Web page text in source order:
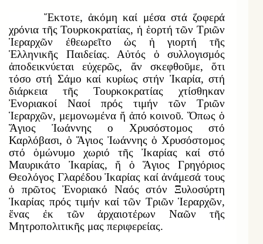
Ἔκτοτε, ἀκόμη καί μέσα στά ζοφερά
χρόνια τῆς Τουρκοκρατίας, ἡ ἑορτή τῶν Τριῶν
Ἱεραρχῶν ἐθεωρεῖτο ὡς ἡ γιορτή τῆς
Ἑλληνικῆς Παιδείας. Αὐτός ὁ συλλογισμός
ἀποδεικνύεται εὐχερῶς, ἄν σκεφθοῦμε, ὅτι
τόσο στή Σάμο καί κυρίως στήν Ἰκαρία, στή
διάρκεια τῆς Τουρκοκρατίας χτίσθηκαν
Ἐνοριακοί Ναοί πρός τιμήν τῶν Τριῶν
Ἱεραρχῶν, μεμονωμένα ἤ ἀπό κοινοῦ. Ὅπως ὁ
Ἅγιος Ἰωάννης ο Χρυσόστομος στό
Καρλόβασι, ὁ Ἅγιος Ἰωάννης ὁ Χρυσόστομος
στό ὁμώνυμο χωριό τῆς Ἰκαρίας καί στό
Μαυρικάτο Ἰκαρίας, ἤ ὁ Ἅγιος Γρηγόριος
Θεολόγος Γλαρέδου Ἰκαρίας καί ἀνάμεσά τους
ὁ πρῶτος Ἐνοριακό Ναός στόν Ξυλοσύρτη
Ἰκαρίας πρός τιμήν καί τῶν Τριῶν Ἱεραρχῶν,
ἕνας ἐκ τῶν ἀρχαιοτέρων Ναῶν τῆς
Μητροπολιτικῆς μας περιφερείας.